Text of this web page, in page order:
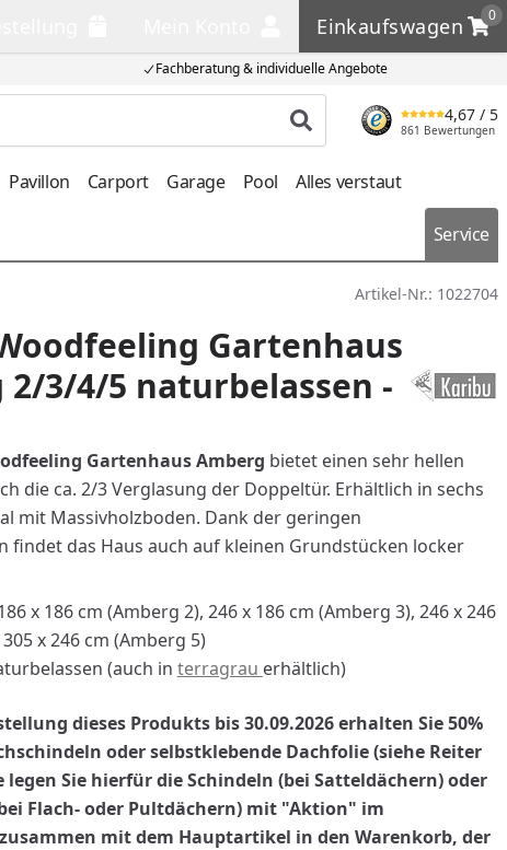
Fachberatung & individuelle Angebote
Einkaufswagen
0
Einkaufswagen
Produkt suchen
4,67 / 5
861 Bewertungen
Pavillon Carport Garage Pool Alles verstaut
Service
Artikel-Nr.: 1022704
Gartenhaus
2/3/4/5 naturbelassen -
Gartenhaus Amberg bietet einen sehr hellen
die ca. 2/3 Verglasung der Doppeltür. Erhältlich in sechs
mit Massivholzboden. Dank der geringen
findet das Haus auch auf kleinen Grundstücken locker
x 186 cm (Amberg 2), 246 x 186 cm (Amberg 3), 246 x 246
x 246 cm (Amberg 5)
(auch in terragrau erhältlich)
dieses Produkts bis 30.09.2026 erhalten Sie 50%
oder selbstklebende Dachfolie (siehe Reiter
legen Sie hierfür die Schindeln (bei Satteldächern) oder
Flach- oder Pultdächern) mit "Aktion" im
mit dem Hauptartikel in den Warenkorb, der